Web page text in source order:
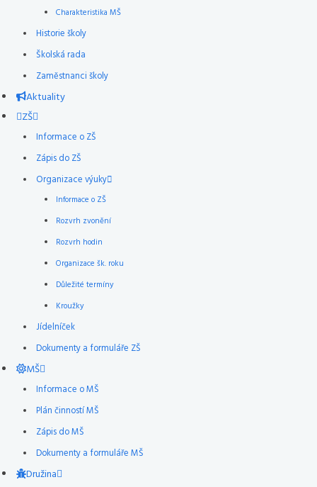
Charakteristika MŠ
Historie školy
Školská rada
Zaměstnanci školy
Aktuality
ZŠ
Informace o ZŠ
Zápis do ZŠ
Organizace výuky
Informace o ZŠ
Rozvrh zvonění
Rozvrh hodin
Organizace šk. roku
Důležité termíny
Kroužky
Jídelníček
Dokumenty a formuláře ZŠ
MŠ
Informace o MŠ
Plán činností MŠ
Zápis do MŠ
Dokumenty a formuláře MŠ
Družina